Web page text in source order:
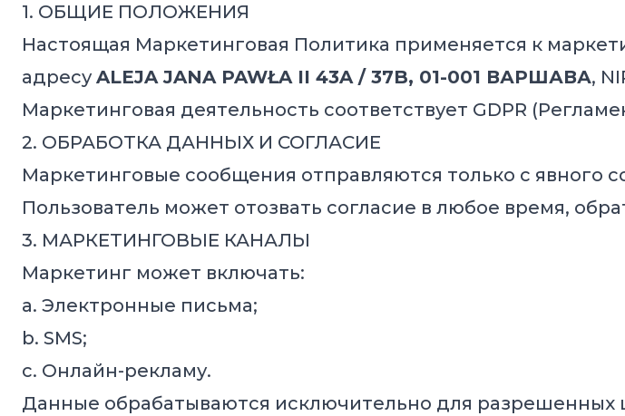
1. ОБЩИЕ ПОЛОЖЕНИЯ
Настоящая Маркетинговая Политика применяется к
адресу ALEJA JANA PAWŁA II 43A / 37B, 01-001 ВАРШАВА,
Маркетинговая деятельность соответствует GDPR
2. ОБРАБОТКА ДАННЫХ И СОГЛАСИЕ
Маркетинговые сообщения отправляются только с явного
Пользователь может отозвать согласие в любое время,
3. МАРКЕТИНГОВЫЕ КАНАЛЫ
Маркетинг может включать:
a. Электронные письма;
b. SMS;
c. Онлайн-рекламу.
Данные обрабатываются исключительно для разрешенных